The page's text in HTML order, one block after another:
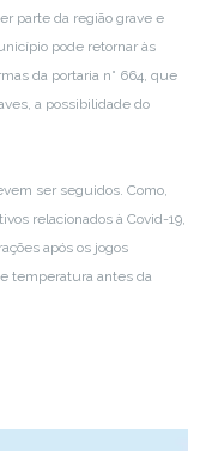
parte da região grave e
pode retornar às
da portaria n° 664, que
a possibilidade do
ser seguidos. Como,
relacionados à Covid-19,
após os jogos
temperatura antes da